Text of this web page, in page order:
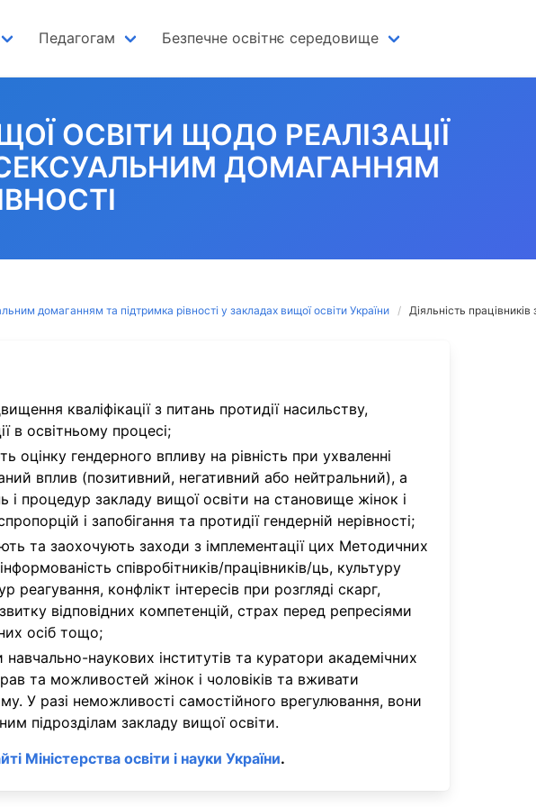
Педагогам Безпечне освітнє середовище
ОСВІТИ ЩОДО РЕАЛІЗАЦІЇ
СЕКСУАЛЬНИМ ДОМАГАННЯМ
домаганням та підтримка рівності у закладах вищої освіти України Діяльність
кваліфікації з питань протидії насильству,
в освітньому процесі;
гендерного впливу на рівність при ухваленні
вплив (позитивний, негативний або нейтральний), а
процедур закладу вищої освіти на становище жінок і
і запобігання та протидії гендерній нерівності;
та заохочують заходи з імплементації цих Методичних
співробітників/працівників/ць, культуру
конфлікт інтересів при розгляді скарг,
відповідних компетенцій, страх перед репресіями
осіб тощо;
наукових інститутів та куратори академічних
та можливостей жінок і чоловіків та вживати
У разі неможливості самостійного врегулювання, вони
підрозділам закладу вищої освіти.
Міністерства освіти і науки України.